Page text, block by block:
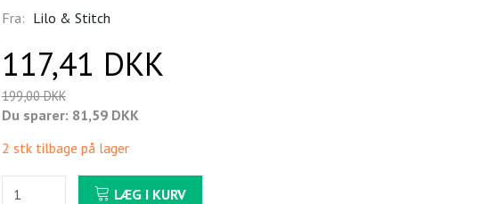
Fra: Lilo & Stitch
117,41 DKK
199,00 DKK
Du sparer: 81,59 DKK
2 stk tilbage på lager
LÆG I KURV